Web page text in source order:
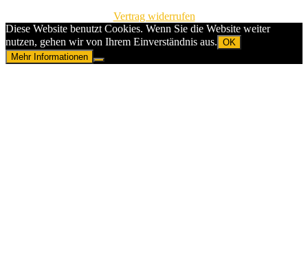
Vertrag widerrufen
Diese Website benutzt Cookies. Wenn Sie die Website weiter
nutzen, gehen wir von Ihrem Einverständnis aus. OK
Mehr Informationen